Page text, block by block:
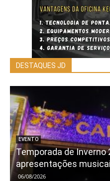
DESTAQUES JD
EVENTO
Temporada de Inverno
apresentações
06/08/2026